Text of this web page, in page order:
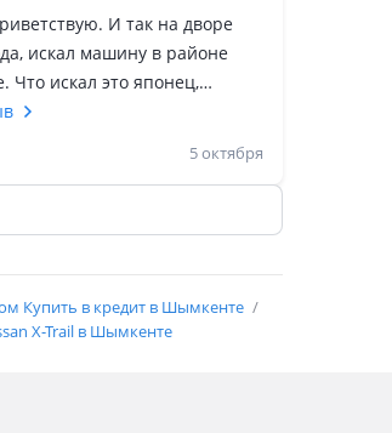
И так на дворе
искал машину в районе
Что искал это японец,
клиренс, пробег до
салон и побольше
же надежность.
деньги на Kolesa.kz стояли
Г пробеги за 100.000 км,
5 октября
Купить в кредит в Шымкенте
X-Trail в Шымкенте